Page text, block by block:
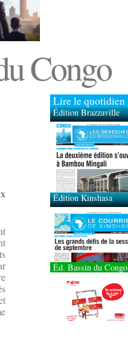
Congo
Lire le quotidien
Édition Brazzaville
Édition Kinshasa
Éd. Bassin du Congo